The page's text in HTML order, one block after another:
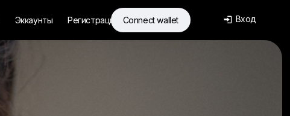
Эккаунты Регистрация Connect wallet  Вход